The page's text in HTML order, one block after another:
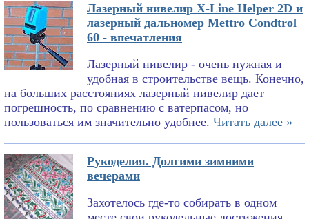
Лазерный нивелир X-Line Helper 2D и
лазерный дальномер Mettro Condtrol
60 - впечатления
Лазерный нивелир - очень нужная и
удобная в строительстве вещь. Конечно,
на больших расстояниях лазерный нивелир дает
погрешность, по сравнению с ватерпасом, но
пользоваться им значительно удобнее. Читать далее »
Рукоделия. Долгими зимними
вечерами
Захотелось где-то собирать в одном